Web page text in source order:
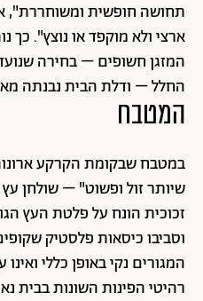
תחושה חופשית ומשוחררת",
ארצי ולא מוקפד או נוצץ". כך
המזגן חשופים – בחירה
החלל – ודלת הבית נבנתה
המטבח
במטבח שבקומת הקרקע
שיותר זול ופשוט" – שולחן
זכוכית הונח על פלטת העץ
וסביבו כיסאות פלסטיק
המגורים נקי באופן כללי
רהיטי הפינות השונות בבית